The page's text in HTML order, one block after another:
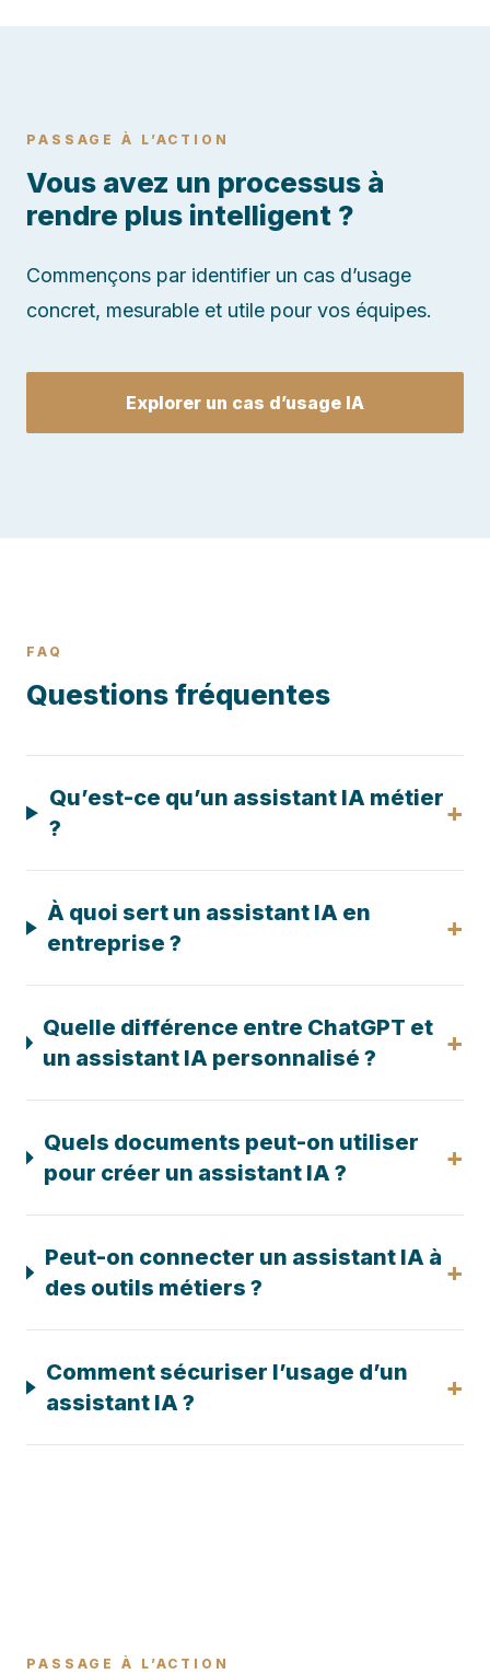
PASSAGE À L’ACTION
Vous avez un processus à
rendre plus intelligent ?
Commençons par identifier un cas d’usage
concret, mesurable et utile pour vos équipes.
Explorer un cas d’usage IA
FAQ
Questions fréquentes
Qu’est-ce qu’un assistant IA métier
?
+
À quoi sert un assistant IA en
entreprise ?
+
Quelle différence entre ChatGPT et
un assistant IA personnalisé ?
+
Quels documents peut-on utiliser
pour créer un assistant IA ?
+
Peut-on connecter un assistant IA à
des outils métiers ?
+
Comment sécuriser l’usage d’un
assistant IA ?
+
PASSAGE À L’ACTION